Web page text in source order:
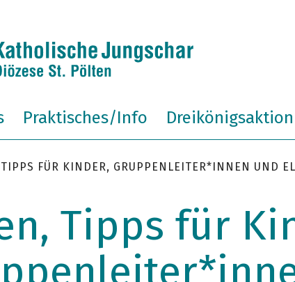
Praktisches/Info Dreikönigsaktion
TIPPS FÜR KINDER, GRUPPENLEITER*INNEN UND
Tipps für